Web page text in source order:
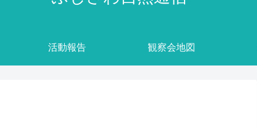
活動報告 観察会地図